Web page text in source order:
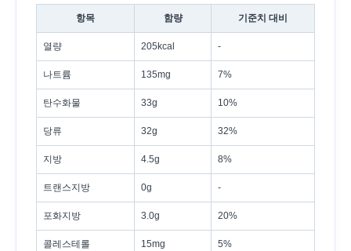
항목 함량 기준치 대비
열량 205kcal -
나트륨 135mg 7%
탄수화물 33g 10%
당류 32g 32%
지방 4.5g 8%
트랜스지방 0g -
포화지방 3.0g 20%
콜레스테롤 15mg 5%